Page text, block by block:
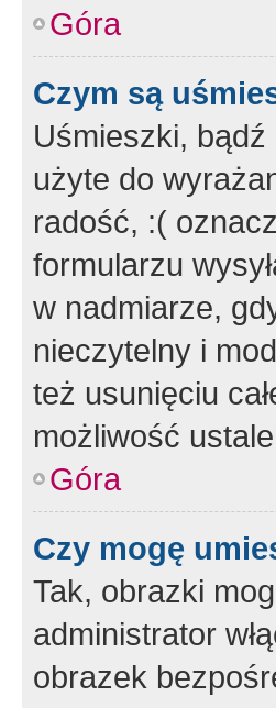
Góra
Czym są
Uśmieszki, bądź
użyte do
radość, :(
formularzu
w nadmiarze,
nieczytelny i
też usunięciu
możliwość
Góra
Czy mogę
Tak, obrazki
administrator
obrazek